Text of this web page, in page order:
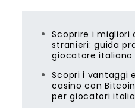
Scoprire i migliori
stranieri: guida
giocatore italiano
Scopri i vantaggi
casino con
per giocatori